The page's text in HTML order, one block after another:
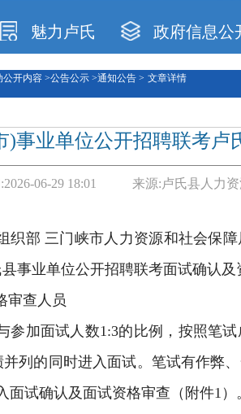
魅力卢氏 政府信息公
公开内容 >公告公示 >通知公告 > 文章详情
)事业单位公开招聘联考
2026-06-29 18:01 来源:卢氏县人力
织部 三门峡市人力资源和社会保障
事业单位公开招聘联考面试确认及
审查人员
参加面试人数1:3的比例，按照笔
列的同时进入面试。笔试有作弊
面试确认及面试资格审查（附件1 ）